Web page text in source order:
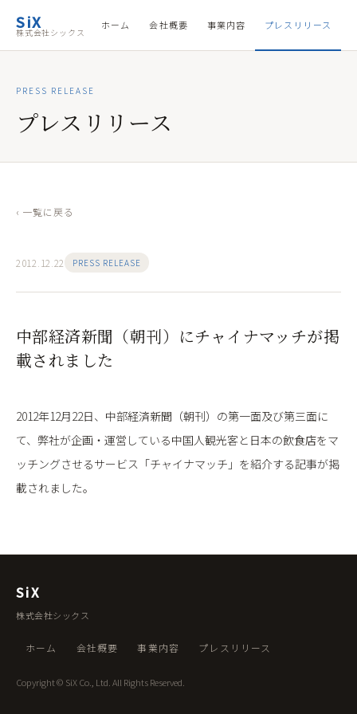
SiX
株式会社シックス
ホーム 会社概要 事業内容 プレスリリース
PRESS RELEASE
プレスリリース
‹ 一覧に戻る
2012.12.22 PRESS RELEASE
中部経済新聞（朝刊）にチャイナマッチが掲
載されました
2012年12月22日、中部経済新聞（朝刊）の第一面及び第三面に
て、弊社が企画・運営している中国人観光客と日本の飲食店をマ
ッチングさせるサービス「チャイナマッチ」を紹介する記事が掲
載されました。
SiX
株式会社シックス
ホーム 会社概要 事業内容 プレスリリース
Copyright © SiX Co., Ltd. All Rights Reserved.